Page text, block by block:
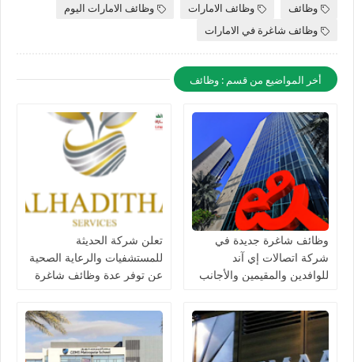
وظائف وظائف الامارات
وظائف الامارات اليوم
وظائف شاغرة في الامارات
أخر المواضيع من قسم : وظائف
وظائف شاغرة جديدة في
شركة اتصالات إي آند
للوافدين والمقيمين والأجانب
تعلن شركة الحديثة
للمستشفيات والرعاية الصحية
عن توفر عدة وظائف شاغرة
في دبي وأبوظبي